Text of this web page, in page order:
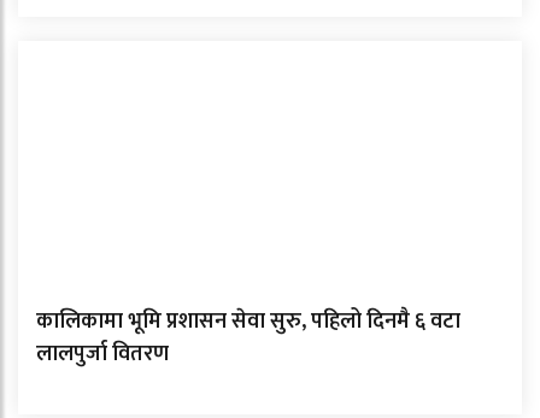
कालिकामा भूमि प्रशासन सेवा सुरु, पहिलो दिनमै ६ वटा
लालपुर्जा वितरण